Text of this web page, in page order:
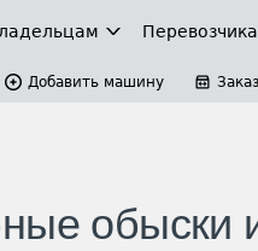
Добавить машину
обыски